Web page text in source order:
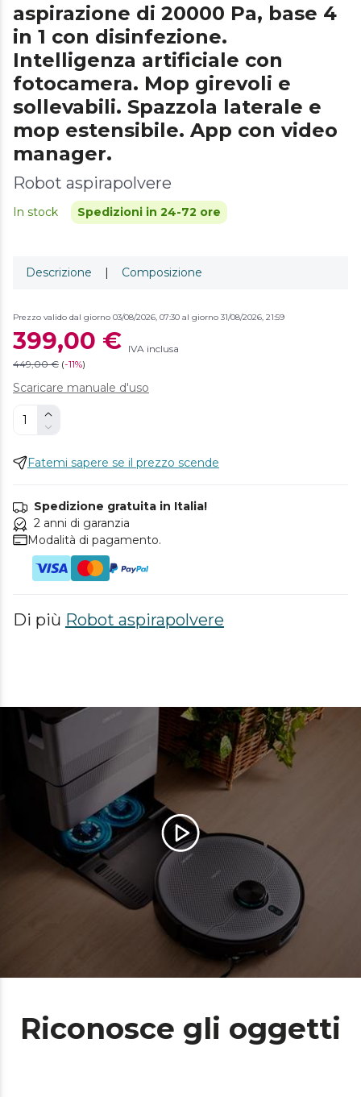
aspirazione di 20000 Pa, base 4
in 1 con disinfezione.
Intelligenza artificiale con
fotocamera. Mop girevoli e
sollevabili. Spazzola laterale e
mop estensibile. App con video
manager.
Robot aspirapolvere
In stock Spedizioni in 24-72 ore
Descrizione | Composizione
Prezzo valido dal giorno 03/08/2026, 07:30 al giorno 31/08/2026, 21:59
399,00 € IVA inclusa
449,00 € (-11%)
Scaricare manuale d'uso
Fatemi sapere se il prezzo scende
Spedizione gratuita in Italia!
2 anni di garanzia
Modalità di pagamento.
Di più Robot aspirapolvere
Riconosce gli oggetti